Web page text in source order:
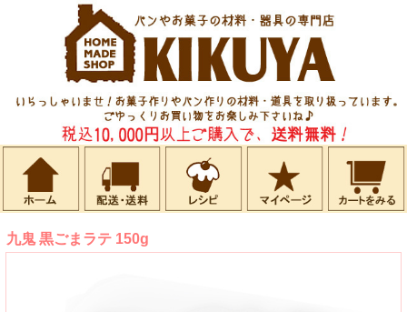
九鬼 黒ごまラテ 150g